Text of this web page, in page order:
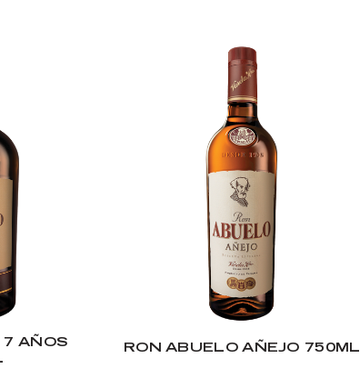
7 AÑOS
RON ABUELO AÑEJO 750ML